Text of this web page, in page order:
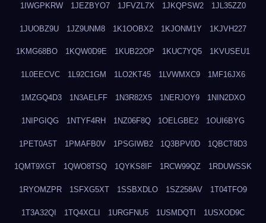
1IWGPKRW 1JEZBYO7 1JFVZL7X 1JKQPSW2 1JL35ZZ0
1JUOBZ9U 1JZ9UNM8 1K1OOBX2 1KJONM1Y 1KJVH227
1KMG68BO 1KQW0D9E 1KUB22OP 1KUC7YQ5 1KVUSEU1
1L0EECVC 1L92C1GM 1LO2KT45 1LVWMXC9 1MF16JX6
1MZGQ4D3 1N3AELFF 1N3R82X5 1NERJOY9 1NIN2DXO
1NIPGIQG 1NTYF4RH 1NZ06F8Q 1OELGBE2 1OUI6BYG
1PET0A5T 1PMAFB0V 1PSGIWB2 1Q3BPV0D 1QBCT8D3
1QMT9XGT 1QWO8TSQ 1QYKS8IF 1RCW99QZ 1RDUWSSK
1RYOMZPR 1SFXG5XT 1SSBXDLO 1SZ258AV 1T04TFO9
1T3A32QI 1TQ4XCLI 1URGFNU5 1USMDQTI 1USXOD9C